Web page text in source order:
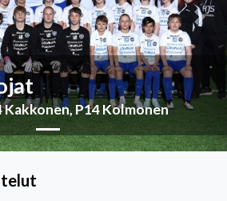
Kakkonen, P14 Kolmonen